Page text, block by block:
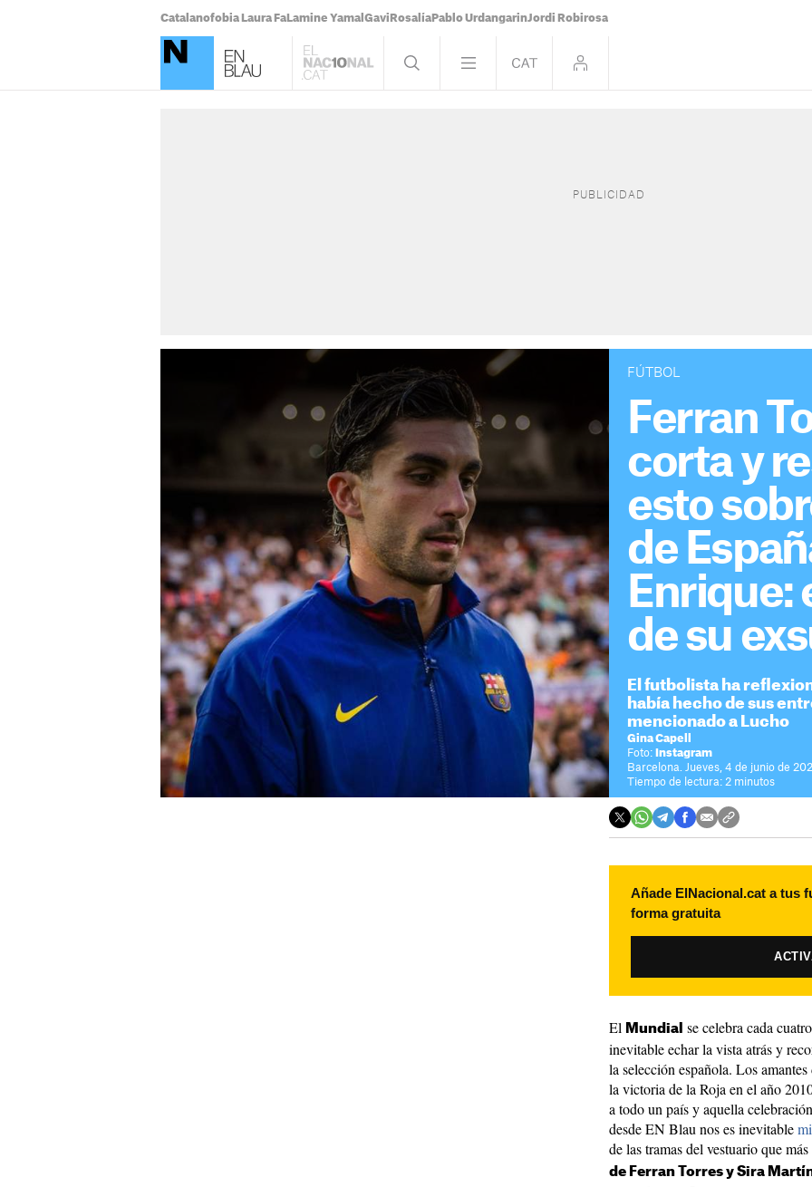
Catalanofobia Laura Fa Lamine Yamal Gavi Rosalía Pablo UrdangarinJordi Robirosa
FÚTBOL
Ferran
corta y
esto
de
Enrique:
de su
El futbolista ha
había hecho de sus
mencionado a Lucho
Gina Capell
Foto: Instagram
Barcelona. Jueves, 4 de junio de
Tiempo de lectura: 2 minutos
Añade ElNacional.cat a tus
forma gratuita
El Mundial se celebra cada
inevitable echar la vista atrás y
la selección española. Los
la victoria de la Roja en el año
a todo un país y aquella
desde EN Blau nos es inevitable
de las tramas del vestuario que
de Ferran Torres y Sira